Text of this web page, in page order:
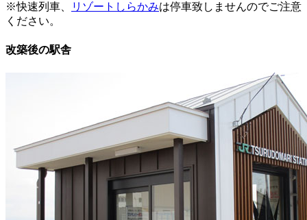
※快速列車、
リゾートしらかみは停車致しませんのでご注意
ください。
改築後の駅舎